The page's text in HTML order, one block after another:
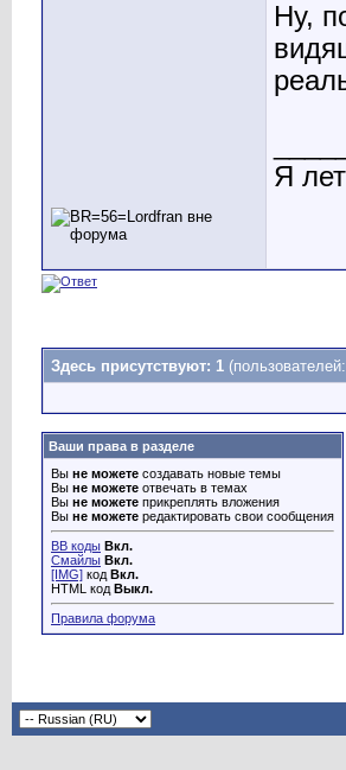
Ну,
Я
Здесь присутствуют: 1
Ваши права в разделе
Вы не можете создавать новые темы
Вы не можете отвечать в темах
Вы не можете прикреплять вложения
Вы не можете редактировать свои сообщения
BB коды Вкл.
Смайлы Вкл.
[IMG] код Вкл.
HTML код Выкл.
Правила форума